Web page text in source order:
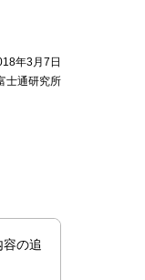
年3月7日
士通研究所
の追